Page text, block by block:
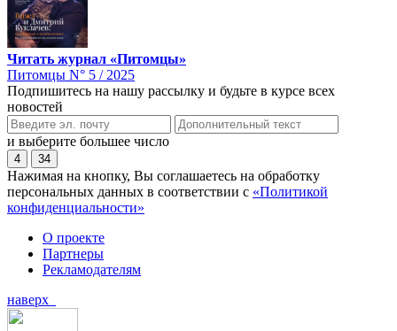
Читать журнал «Питомцы»
Питомцы N° 5 / 2025
Подпишитесь на нашу рассылку и будьте в курсе всех
новостей
и выберите большее число
4 34
Нажимая на кнопку, Вы соглашаетесь на обработку
персональных данных в соответствии с «Политикой
конфиденциальности»
О проекте
Партнеры
Рекламодателям
наверх